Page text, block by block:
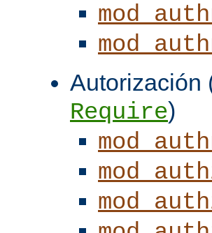
Autorización
Require)